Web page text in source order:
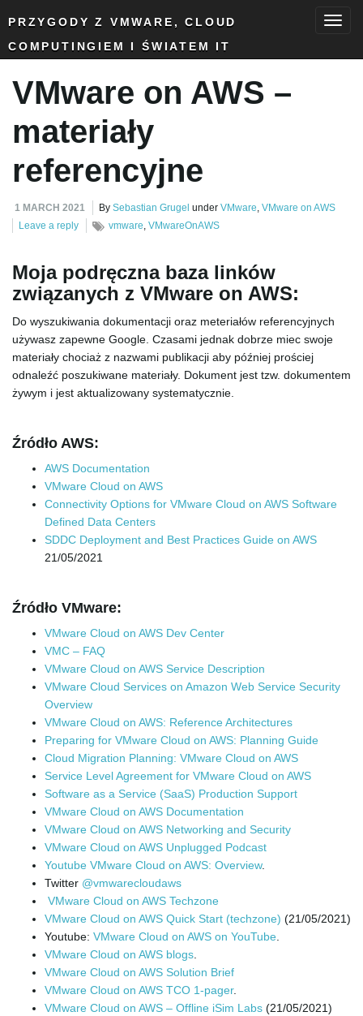
l
PRZYGODY Z VMWARE, CLOUD
COMPUTINGIEM I ŚWIATEM IT
VMware on AWS –
materiały
referencyjne
1 MARCH 2021 By Sebastian Grugel under VMware, VMware on AWS
Leave a reply
vmware, VMwareOnAWS
Moja podręczna baza linków
związanych z VMware on AWS:
Do wyszukiwania dokumentacji oraz meteriałów referencyjnych
używasz zapewne Google. Czasami jednak dobrze miec swoje
materiały chociaż z nazwami publikacji aby później prościej
odnaleźć poszukiwane materiały. Dokument jest tzw. dokumentem
żywym i jest aktualizowany systematycznie.
Źródło AWS:
AWS Documentation
VMware Cloud on AWS
Connectivity Options for VMware Cloud on AWS Software
Defined Data Centers
SDDC Deployment and Best Practices Guide on AWS
21/05/2021
Źródło VMware:
VMware Cloud on AWS Dev Center
VMC – FAQ
VMware Cloud on AWS Service Description
VMware Cloud Services on Amazon Web Service Security
Overview
VMware Cloud on AWS: Reference Architectures
Preparing for VMware Cloud on AWS: Planning Guide
Cloud Migration Planning: VMware Cloud on AWS
Service Level Agreement for VMware Cloud on AWS
Software as a Service (SaaS) Production Support
VMware Cloud on AWS Documentation
VMware Cloud on AWS Networking and Security
VMware Cloud on AWS Unplugged Podcast
Youtube VMware Cloud on AWS: Overview.
Twitter @vmwarecloudaws
VMware Cloud on AWS Techzone
VMware Cloud on AWS Quick Start (techzone) (21/05/2021)
Youtube: VMware Cloud on AWS on YouTube
VMware Cloud on AWS blogs
VMware Cloud on AWS Solution Brief
VMware Cloud on AWS TCO 1-pager.
VMware Cloud on AWS – Offline iSim Labs (21/05/2021)